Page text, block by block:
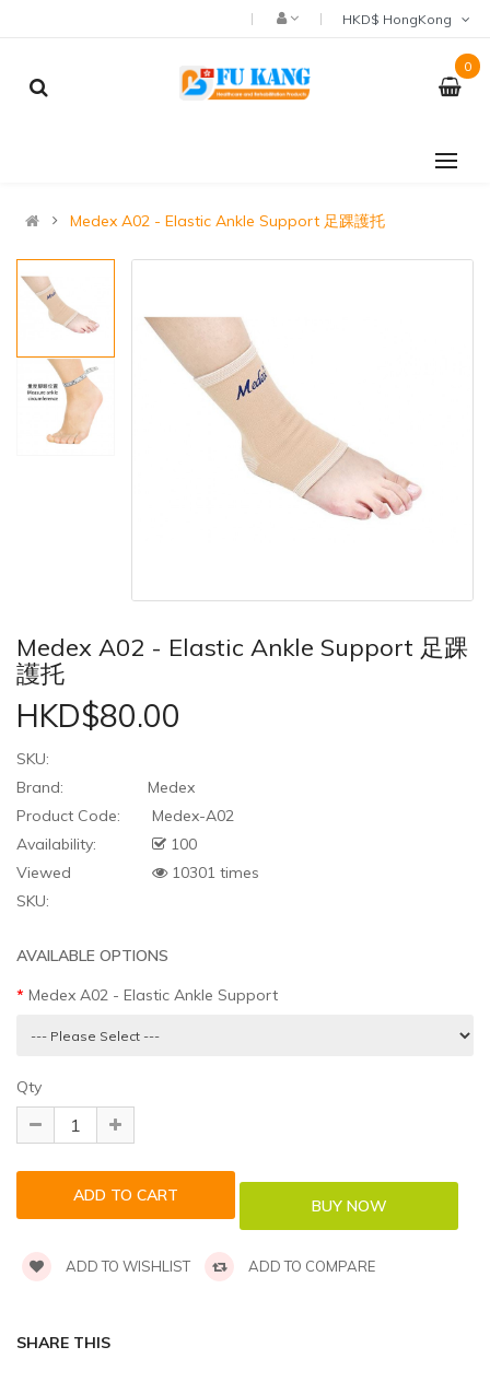
0
Medex A02 - Elastic Ankle Support 足踝護托
Medex A02 - Elastic Ankle Support 足踝
護托
HKD$80.00
SKU:
Brand:
Medex
Product Code:
Medex-A02
Availability:
100
Viewed
10301 times
SKU:
AVAILABLE OPTIONS
Medex A02 - Elastic Ankle Support
Qty
ADD TO WISHLIST ADD TO COMPARE
SHARE THIS